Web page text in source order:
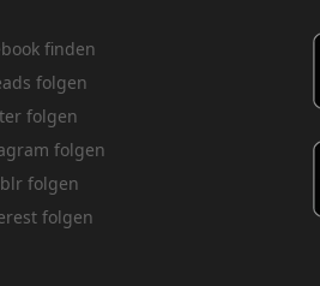
finden
folgen
folgen
folgen
folgen
folgen